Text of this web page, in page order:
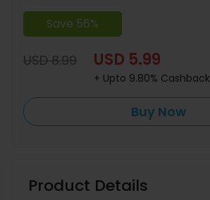
Save 56%
USD 8.99 USD 5.99
+ Upto 9.80% Cashback
Buy Now
Product Details